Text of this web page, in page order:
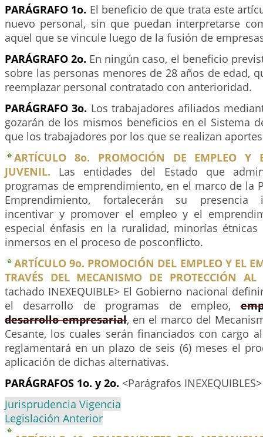
PARÁGRAFO 1o. El beneficio de que trata este
nuevo personal, sin que puedan interpretarse
aquel que se vincule luego de la fusión de
PARÁGRAFO 2o. En ningún caso, el beneficio
sobre las personas menores de 28 años de edad,
reemplazar personal contratado con anterioridad.
PARÁGRAFO 3o. Los trabajadores afiliados
gozarán de los mismos beneficios en el Sistema
que los trabajadores por los que se realizan
ARTÍCULO 8o. PROMOCIÓN DE EMPLEO Y
JUVENIL. Las entidades del Estado que
programas de emprendimiento, en el marco de la
Emprendimiento, fortalecerán su presencia
incentivar y promover el empleo y el
especial énfasis en la ruralidad, minorías
inmersos en el proceso de posconflicto.
ARTÍCULO 9o. PROMOCIÓN DEL EMPLEO Y EL
TRAVÉS DEL MECANISMO DE PROTECCIÓN AL
tachado INEXEQUIBLE> El Gobierno nacional
el desarrollo de programas de empleo,
desarrollo empresarial, en el marco del
Cesante, los cuales serán financiados con cargo
reglamentará en un plazo de seis (6) meses el
aplicación de dichas alternativas.
PARÁGRAFOS 1o. y 2o. <Parágrafos INEXEQUIBLES>
Jurisprudencia Vigencia
Legislación Anterior